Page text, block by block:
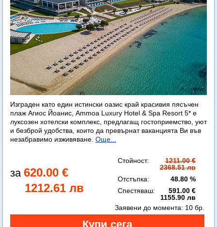
Изграден като един истински оазис край красивия пясъчен
плаж Агиос Йоанис, Ammoa Luxury Hotel & Spa Resort 5* е
луксозен хотелски комплекс, предлагащ гостоприемство, уют
и безброй удобства, които да превърнат ваканцията Ви във
незабравимо изживяване. Още...
620.00 €
1212.61 лв
Стойност:
1211.00 €
2368.51 лв
Отстъпка:
48.80 %
Спестяваш:
591.00 €
1155.90 лв
Заявени до момента: 10 бр.